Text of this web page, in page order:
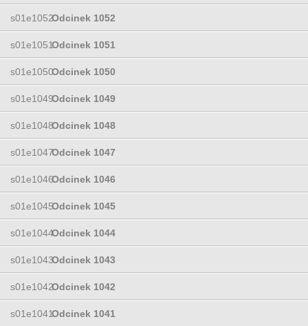
s01e1052Odcinek 1052
s01e1051Odcinek 1051
s01e1050Odcinek 1050
s01e1049Odcinek 1049
s01e1048Odcinek 1048
s01e1047Odcinek 1047
s01e1046Odcinek 1046
s01e1045Odcinek 1045
s01e1044Odcinek 1044
s01e1043Odcinek 1043
s01e1042Odcinek 1042
s01e1041Odcinek 1041